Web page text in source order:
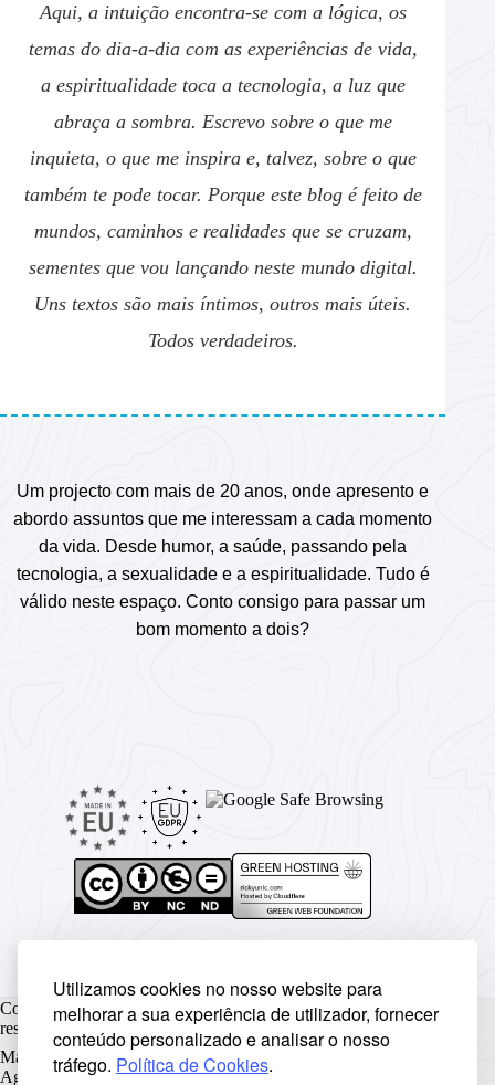
Utilizamos cookies no nosso website para
melhorar a sua experiência de utilizador, fornecer
conteúdo personalizado e analisar o nosso
tráfego. Política de Cookies.
Aqui, a intuição encontra-se com a lógica, os
temas do dia-a-dia com as experiências de vida,
a espiritualidade toca a tecnologia, a luz que
abraça a sombra. Escrevo sobre o que me
inquieta, o que me inspira e, talvez, sobre o que
também te pode tocar. Porque este blog é feito de
mundos, caminhos e realidades que se cruzam,
sementes que vou lançando neste mundo digital.
Uns textos são mais íntimos, outros mais úteis.
Todos verdadeiros.
Um projecto com mais de 20 anos, onde apresento e
abordo assuntos que me interessam a cada momento
da vida. Desde humor, a saúde, passando pela
tecnologia, a sexualidade e a espiritualidade. Tudo é
válido neste espaço. Conto consigo para passar um
bom momento a dois?
Copyright © Rickyunic World® 2004 - 2026 | Todos os direitos
reservados.
Made with ♥ by Rickyunic . Crafted with care by
Agency .